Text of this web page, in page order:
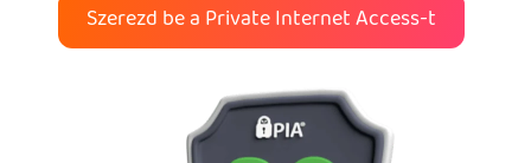
Szerezd be a Private Internet Access-t